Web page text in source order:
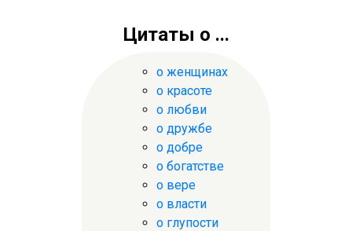
Цитаты о ...
о женщинах
о красоте
о любви
о дружбе
о добре
о богатстве
о вере
о власти
о глупости